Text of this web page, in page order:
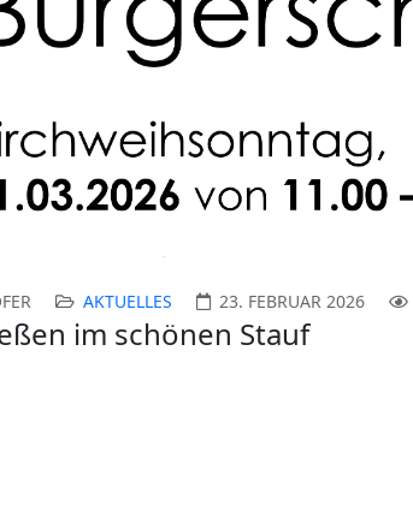
AKTUELLES 23. FEBRUAR 2026
im schönen Stauf
2026